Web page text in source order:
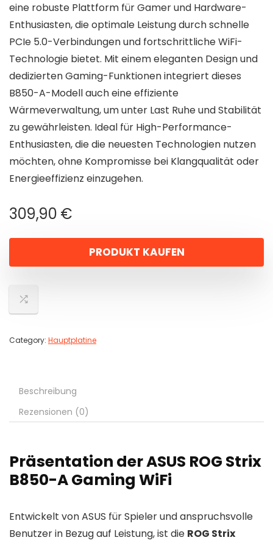
eine robuste Plattform für Gamer und Hardware-
Enthusiasten, die optimale Leistung durch schnelle
PCIe 5.0-Verbindungen und fortschrittliche WiFi-
Technologie bietet. Mit einem eleganten Design und
dedizierten Gaming-Funktionen integriert dieses
B850-A-Modell auch eine effiziente
Wärmeverwaltung, um unter Last Ruhe und Stabilität
zu gewährleisten. Ideal für High-Performance-
Enthusiasten, die die neuesten Technologien nutzen
möchten, ohne Kompromisse bei Klangqualität oder
Energieeffizienz einzugehen.
309,90 €
PRODUKT KAUFEN
Category: Hauptplatine
Beschreibung
Rezensionen (0)
Präsentation der ASUS ROG Strix
B850-A Gaming WiFi
Entwickelt von ASUS für Spieler und anspruchsvolle
Benutzer in Bezug auf Leistung, ist die ROG Strix